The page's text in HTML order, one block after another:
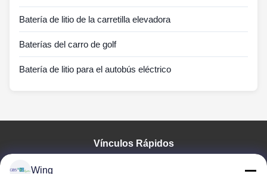
Batería de litio de la carretilla elevadora
Baterías del carro de golf
Batería de litio para el autobús eléctrico
Vínculos Rápidos
Wing